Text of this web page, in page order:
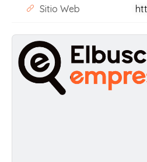
Sitio Web